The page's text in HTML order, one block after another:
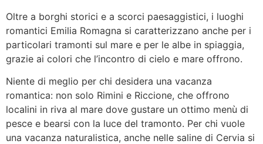
Oltre a borghi storici e a scorci paesaggistici, i luoghi
romantici Emilia Romagna si caratterizzano anche per i
particolari tramonti sul mare e per le albe in spiaggia,
grazie ai colori che l’incontro di cielo e mare offrono.
Niente di meglio per chi desidera una vacanza
romantica: non solo Rimini e Riccione, che offrono
localini in riva al mare dove gustare un ottimo menù di
pesce e bearsi con la luce del tramonto. Per chi vuole
una vacanza naturalistica, anche nelle saline di Cervia si